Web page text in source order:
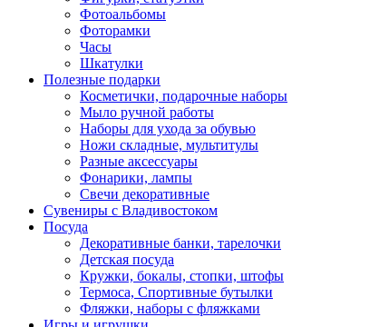
Фотоальбомы
Фоторамки
Часы
Шкатулки
Полезные подарки
Косметички, подарочные наборы
Мыло ручной работы
Наборы для ухода за обувью
Ножи складные, мультитулы
Разные аксессуары
Фонарики, лампы
Свечи декоративные
Сувениры с Владивостоком
Посуда
Декоративные банки, тарелочки
Детская посуда
Кружки, бокалы, стопки, штофы
Термоса, Спортивные бутылки
Фляжки, наборы с фляжками